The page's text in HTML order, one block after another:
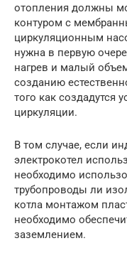
отопления должны
контуром с
циркуляционным
нужна в первую
нагрев и малый
созданию
того как создадутся
циркуляции.
В том случае, если
электрокотел
необходимо
трубопроводы ли
котла монтажом
необходимо
заземлением.